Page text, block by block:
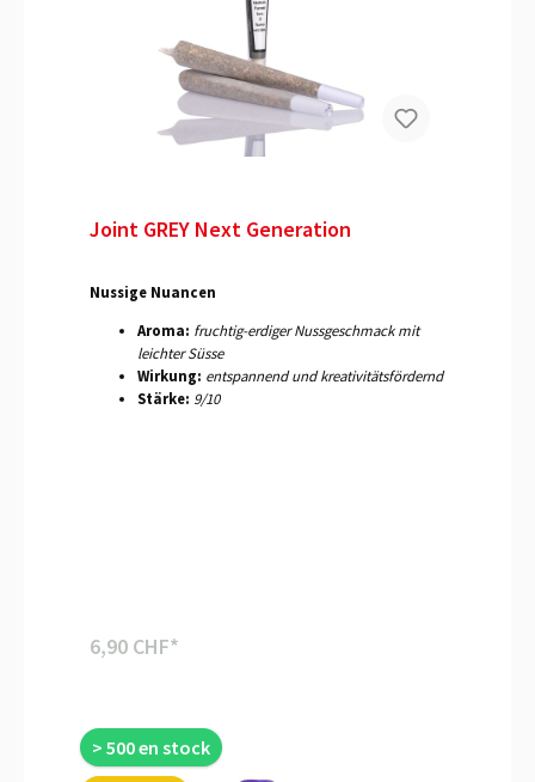
Joint GREY Next Generation
Nussige Nuancen
Aroma: fruchtig-erdiger Nussgeschmack mit
leichter Süsse
Wirkung: entspannend und kreativitätsfördernd
Stärke: 9/10
6,90 CHF*
> 500 en stock